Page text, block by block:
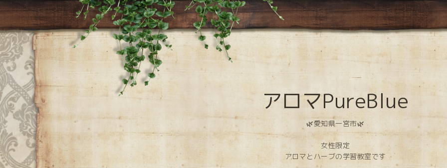
アロマPureBlue
🌿愛知県一宮市🌿
女性限定
アロマとハーブの学習教室です